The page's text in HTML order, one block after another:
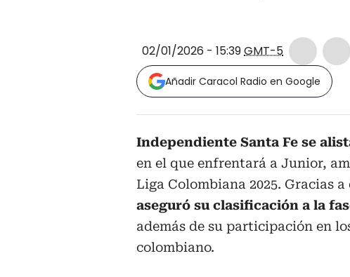
02/01/2026 - 15:39GMT-5
Añadir Caracol Radio en Google
Independiente Santa Fe se
en el que enfrentará a Junior,
Liga Colombiana 2025. Gracias
aseguró su clasificación a la
además de su participación en
colombiano.